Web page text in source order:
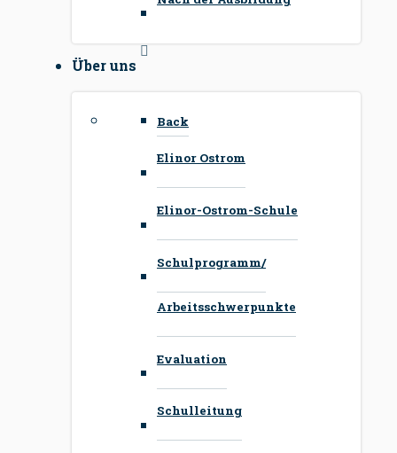
Über uns
Back
Elinor Ostrom
Elinor-Ostrom-Schule
Schulprogramm/
Arbeitsschwerpunkte
Evaluation
Schulleitung